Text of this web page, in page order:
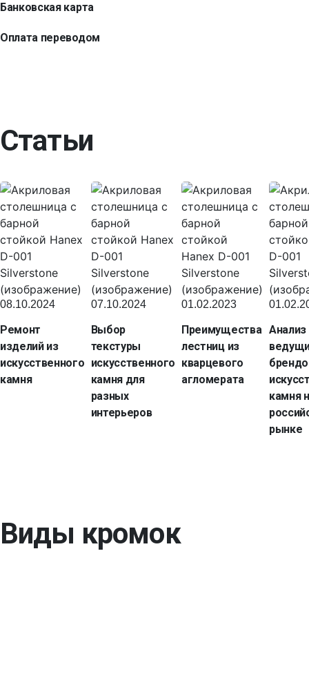
Банковская карта
Оплата переводом
Статьи
08.10.2024
Ремонт
изделий из
искусственного
камня
07.10.2024
Выбор
текстуры
искусственного
камня для
разных
интерьеров
01.02.2023
Преимущества
лестниц из
кварцевого
агломерата
Анализ
камня
рынке
Виды кромок